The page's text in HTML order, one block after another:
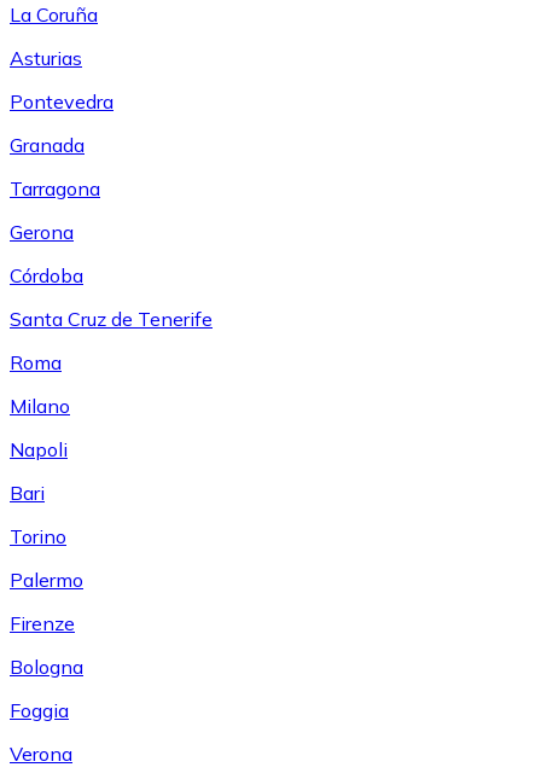
La Coruña
Asturias
Pontevedra
Granada
Tarragona
Gerona
Córdoba
Santa Cruz de Tenerife
Roma
Milano
Napoli
Bari
Torino
Palermo
Firenze
Bologna
Foggia
Verona